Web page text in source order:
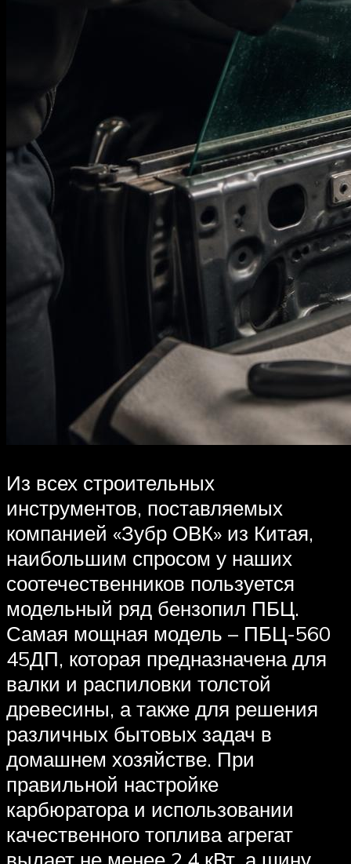
Из всех строительных
инструментов, поставляемых
компанией «Зубр ОВК» из Китая,
наибольшим спросом у наших
соотечественников пользуется
модельный ряд бензопил ПБЦ.
Самая мощная модель – ПБЦ-560
45ДП, которая предназначена для
валки и распиловки толстой
древесины, а также для решения
различных бытовых задач в
домашнем хозяйстве. При
правильной настройке
карбюратора и использовании
качественного топлива агрегат